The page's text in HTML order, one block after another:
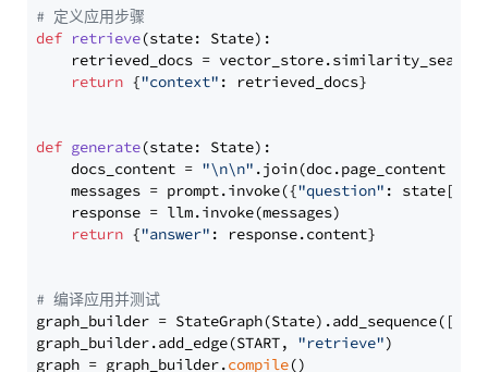
# 定义应用步骤
def retrieve(state: State):
retrieved_docs =
return {"context" : retrieved_docs}
def generate(state: State):
    docs_content =
"\n\n" .join(doc.page_content
    messages = prompt.invoke({
"question" : state[
    response = llm.invoke(messages)
return {"answer" : response.content}
# 编译应用并测试
graph_builder =
graph_builder.add_edge(START, "retrieve")
graph = graph_builder.compile